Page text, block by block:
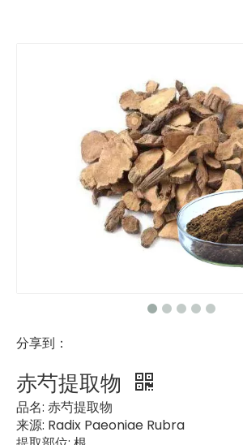
分享到：
赤芍提取物
品名: 赤芍提取物
来源: Radix Paeoniae Rubra